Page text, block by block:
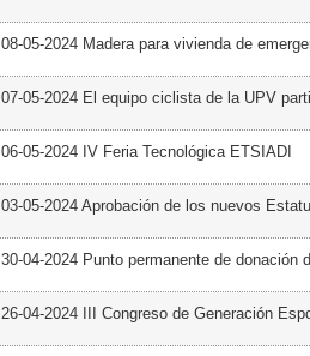
08-05-2024 Madera para vivienda de
07-05-2024 El equipo ciclista de la UPV
06-05-2024 IV Feria Tecnológica ETSIADI
03-05-2024 Aprobación de los nuevos
30-04-2024 Punto permanente de donación
26-04-2024 III Congreso de Generación